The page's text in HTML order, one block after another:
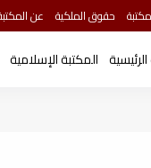
حقوق الملكية عن
المكتبة الإسلامية